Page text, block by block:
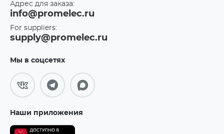
Адрес для заказа:
info@promelec.ru
For suppliers:
supply@promelec.ru
Мы в соцсетях
Наши приложения